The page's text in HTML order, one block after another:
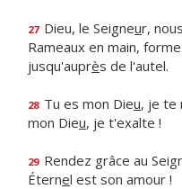
27 Dieu, le Seigneur,
Rameaux en main,
jusqu'auprès de l'autel.
28 Tu es mon Dieu, je te
mon Dieu, je t'exalte !
29 Rendez grâce au
Éternel est son amour !